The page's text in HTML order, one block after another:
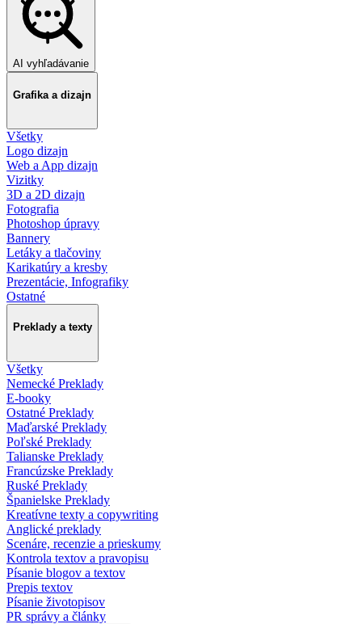
AI vyhľadávanie
Grafika a dizajn
Všetky
Logo dizajn
Web a App dizajn
Vizitky
3D a 2D dizajn
Fotografia
Photoshop úpravy
Bannery
Letáky a tlačoviny
Karikatúry a kresby
Prezentácie, Infografiky
Ostatné
Preklady a texty
Všetky
Nemecké Preklady
E-booky
Ostatné Preklady
Maďarské Preklady
Poľské Preklady
Talianske Preklady
Francúzske Preklady
Ruské Preklady
Španielske Preklady
Kreatívne texty a copywriting
Anglické preklady
Scenáre, recenzie a prieskumy
Kontrola textov a pravopisu
Písanie blogov a textov
Prepis textov
Písanie životopisov
PR správy a články